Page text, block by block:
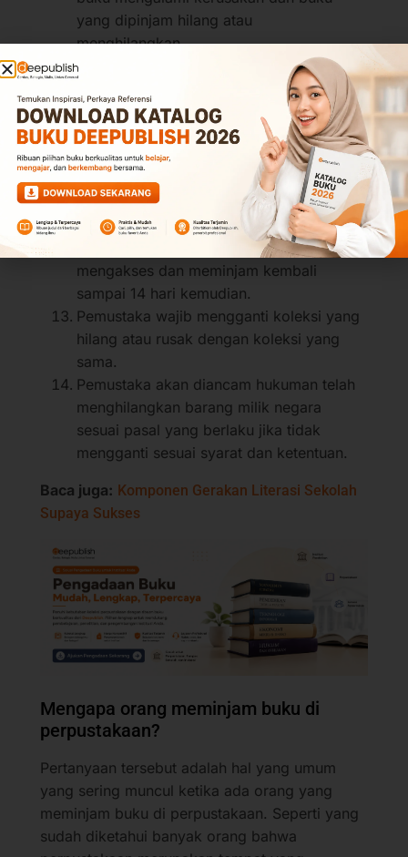
yang dipinjam hilang atau
menghilangkan.
Pemustaka yang terlambat
mengembalikan buku tidak bisa
meminjam buku sebanyak waktu
keterlambatan
Jika pemustaka selama 14 hari tetap tidak
mengembalikan pinjaman bukunya, maka
akses ke layanan e-resources akan
dicabut. Setelah buku dikembalikan,
pemustaka tidak langsung bisa
mengakses dan meminjam kembali
sampai 14 hari kemudian.
Pemustaka wajib mengganti koleksi yang
hilang atau rusak dengan koleksi yang
sama.
Pemustaka akan diancam hukuman telah
menghilangkan barang milik negara
sesuai pasal yang berlaku jika tidak
mengganti sesuai syarat dan ketentuan.
Baca juga: Komponen Gerakan Literasi Sekolah
Supaya Sukses
Mengapa orang meminjam buku di
perpustakaan?
Pertanyaan tersebut adalah hal yang umum
yang sering muncul ketika ada orang yang
meminjam buku di perpustakaan. Seperti yang
sudah diketahui banyak orang bahwa